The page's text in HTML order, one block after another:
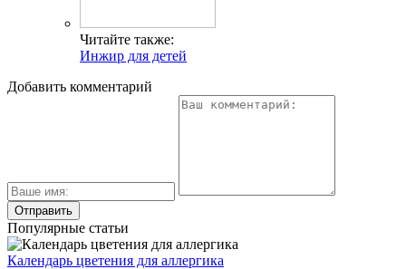
Читайте также:
Инжир для детей
Добавить комментарий
Популярные статьи
Календарь цветения для аллергика